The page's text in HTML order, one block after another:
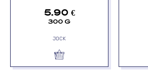
5.90 €
300 G
JOCK